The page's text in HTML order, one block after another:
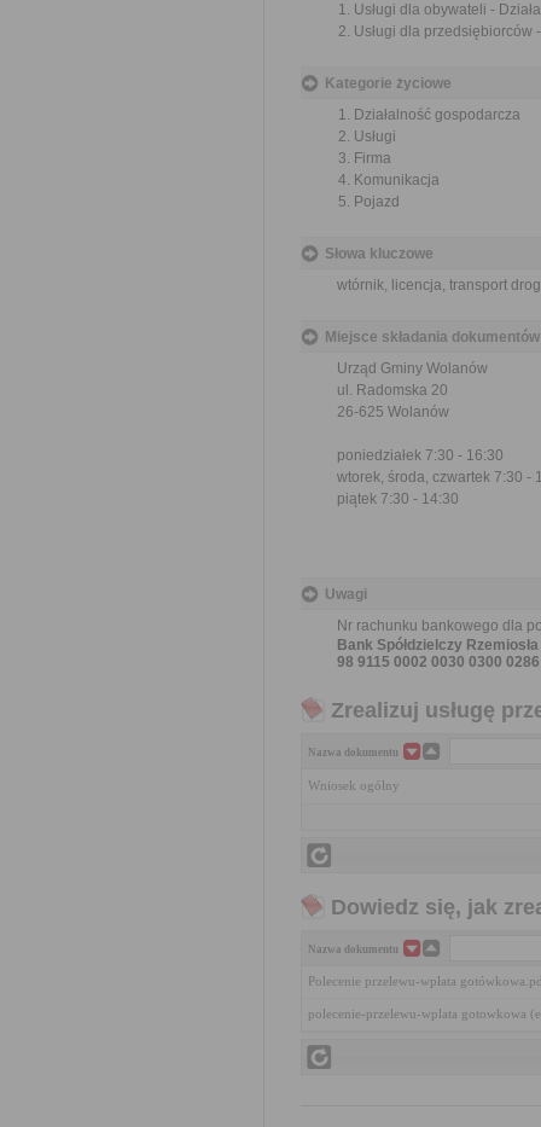
Usługi dla obywateli -
Usługi dla przedsiębiorców
Kategorie życiowe
Działalność gospodarcza
Usługi
Firma
Komunikacja
Pojazd
Słowa kluczowe
wtórnik, licencja, transport
Miejsce składania dokumentów
Urząd Gminy Wolanów
ul. Radomska 20
26-625 Wolanów
poniedziałek 7:30 - 16:30
wtorek, środa, czwartek 7:30 -
piątek 7:30 - 14:30
Uwagi
Nr rachunku bankowego dla
Bank Spółdzielczy
98 9115 0002 0030 0300
Zrealizuj usługę
Nazwa dokumentu
Wniosek ogólny
Dowiedz się, jak
Nazwa dokumentu
Polecenie przelewu-wpłata
polecenie-przelewu-wplata gotowkowa